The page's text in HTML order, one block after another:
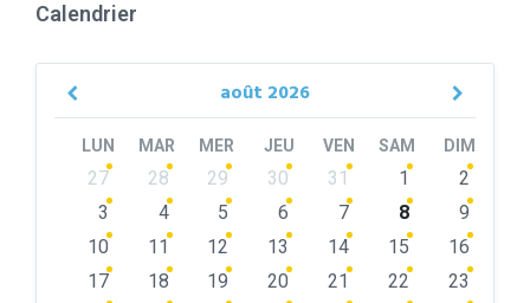
Calendrier
août 2026
Previous
LUN MAR MER JEU VEN SAM DIM
Skip
calendar
27 28 29 30 31 1
2
3
4 5 6 7 8
9
10
11 12 13 14 15
16
17
18 19 20 21 22
23